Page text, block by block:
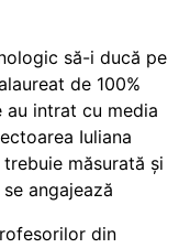
să-i ducă pe
de 100%
au intrat cu media
Iuliana
măsurată și
angajează
din